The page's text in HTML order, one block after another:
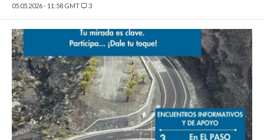
05.05.2026 - 11:58 GMT
3